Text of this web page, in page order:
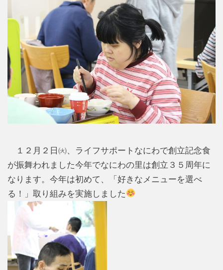
１２月２日㈫、ライフサポートなにわで創立記念食
が振舞われました今年でなにわの里は創立３５周年に
なります。今年は初めて、「好きなメニューを選べ
る！」取り組みを実施しました